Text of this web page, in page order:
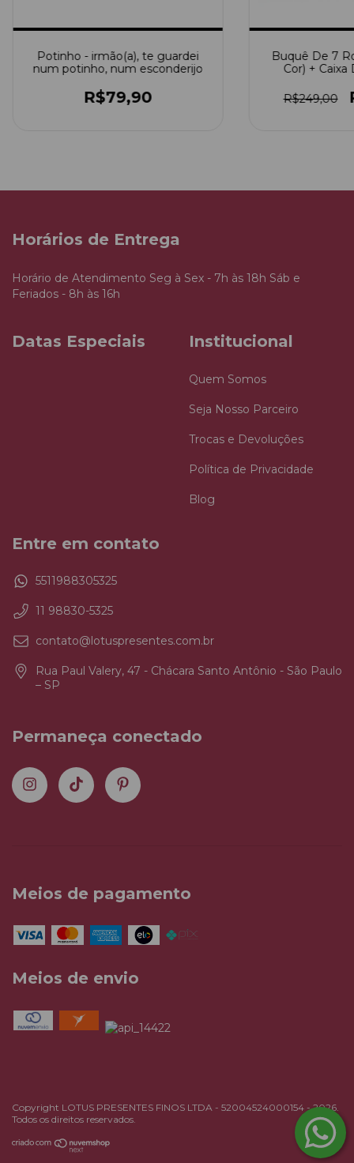
Potinho - irmão(a), te guardei
num potinho, num esconderijo
R$79,90
Buquê De 7
Cor) +
R$249,00
Horários de Entrega
Horário de Atendimento Seg à Sex - 7h às 18h Sáb e
Feriados - 8h às 16h
Datas Especiais Institucional
Quem Somos
Seja Nosso Parceiro
Trocas e Devoluções
Política de Privacidade
Blog
Entre em contato
5511988305325
11 98830-5325
contato@lotuspresentes.com.br
Rua Paul Valery, 47 - Chácara Santo Antônio - São Paulo
– SP
Permaneça conectado
Meios de pagamento
Meios de envio
Copyright LOTUS PRESENTES FINOS LTDA - 52004524000154 - 2026.
Todos os direitos reservados.